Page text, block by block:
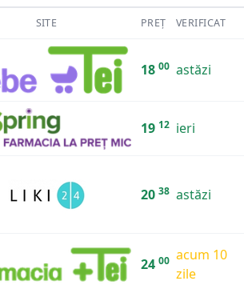
SITE PREȚ VERIFICAT
18 00 astăzi
19 12 ieri
20 38 astăzi
24 00 acum 10
zile